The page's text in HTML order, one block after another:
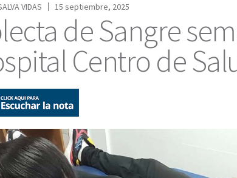
VIDAS
15 septiembre, 2025
de Sangre
Centro de